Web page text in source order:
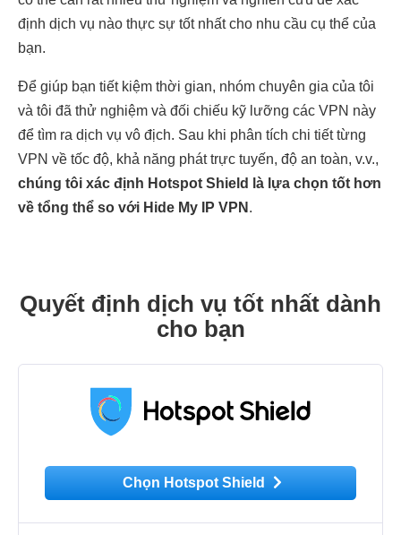
định dịch vụ nào thực sự tốt nhất cho nhu cầu cụ thể của
bạn.
Để giúp bạn tiết kiệm thời gian, nhóm chuyên gia của tôi
và tôi đã thử nghiệm và đối chiếu kỹ lưỡng các VPN này
để tìm ra dịch vụ vô địch. Sau khi phân tích chi tiết từng
VPN về tốc độ, khả năng phát trực tuyến, độ an toàn, v.v.,
chúng tôi xác định Hotspot Shield là lựa chọn tốt hơn
về tổng thể so với Hide My IP VPN .
Quyết định dịch vụ tốt nhất dành
cho bạn
Chọn Hotspot Shield